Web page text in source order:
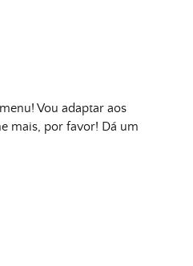
Vou adaptar aos
mais, por favor! Dá um